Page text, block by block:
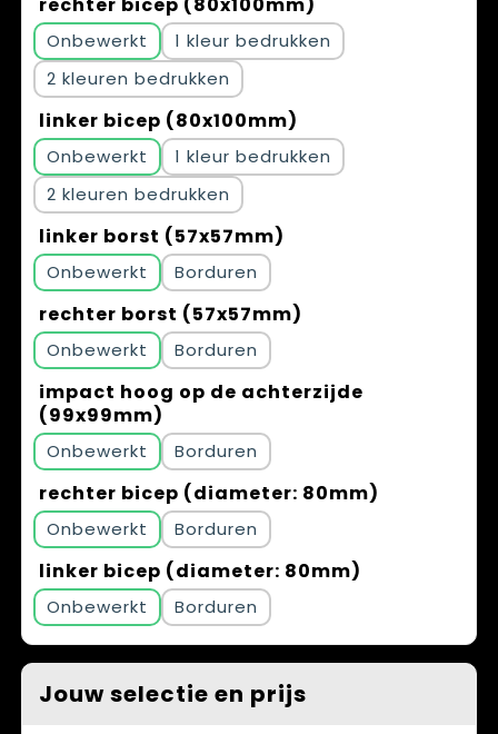
Onbewerkt
1
2
linker bicep (80x100mm)
Onbewerkt
1
2
linker borst (57x57mm)
Onbewerkt Borduren
rechter borst (57x57mm)
Onbewerkt Borduren
impact hoog op de achterzijde
(99x99mm)
Onbewerkt Borduren
rechter bicep (diameter: 80mm)
Onbewerkt Borduren
linker bicep (diameter: 80mm)
Onbewerkt Borduren
Jouw selectie en prijs